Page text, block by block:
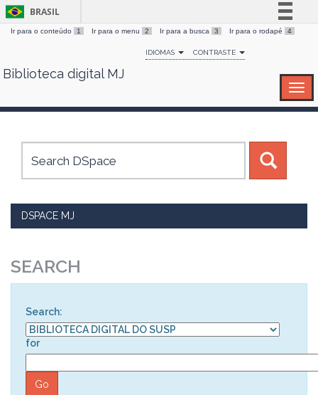
Skip
BRASIL
Simplifique!
Comunica BR
Canais
Ir para o conteúdo 1 Ir para o menu 2 Ir para a busca 3 Ir para o rodapé 4
IDIOMAS CONTRASTE
Biblioteca digital MJ
DSPACE MJ
SEARCH
Search:
for